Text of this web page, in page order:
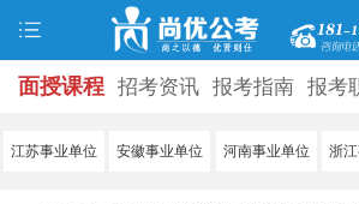
面授课程 招考资讯 报考指南 报考
口 打准考证 成绩查询 面试公告
江苏事业单位 安徽事业单位 河南事业单位 浙